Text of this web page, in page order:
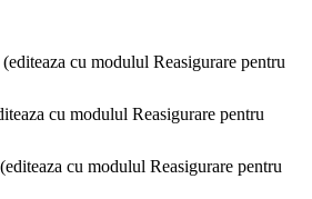
cu modulul Reasigurare pentru
cu modulul Reasigurare pentru
cu modulul Reasigurare pentru